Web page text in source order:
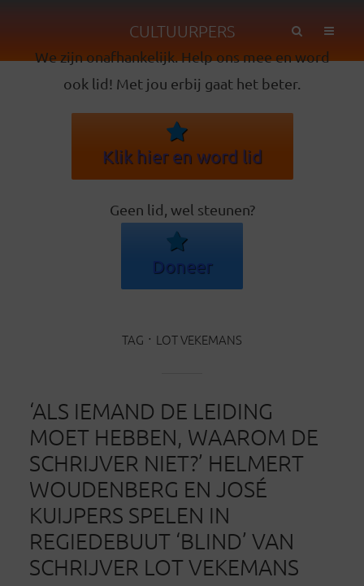
CULTUURPERS
We zijn onafhankelijk. Help ons mee en word
ook lid! Met jou erbij gaat het beter.
Klik hier en word lid
Geen lid, wel steunen?
Doneer
TAG LOT VEKEMANS
‘ALS IEMAND DE LEIDING
MOET HEBBEN, WAAROM DE
SCHRIJVER NIET?’ HELMERT
WOUDENBERG EN JOSÉ
KUIJPERS SPELEN IN
REGIEDEBUUT ‘BLIND’ VAN
SCHRIJVER LOT VEKEMANS